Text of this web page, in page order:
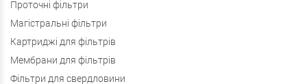
Проточні фільтри
Магістральні фільтри
Картриджі для фільтрів
Мембрани для фільтрів
Фільтри для свердловини